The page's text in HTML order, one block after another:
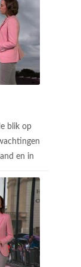
blik op
en in